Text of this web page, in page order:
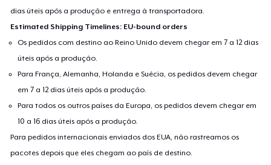
dias úteis após a produção e entrega à transportadora.
Estimated Shipping Timelines: EU-bound orders
Os pedidos com destino ao Reino Unido devem chegar em 7 a 12 dias
úteis após a produção.
Para França, Alemanha, Holanda e Suécia, os pedidos devem chegar
em 7 a 12 dias úteis após a produção.
Para todos os outros países da Europa, os pedidos devem chegar em
10 a 16 dias úteis após a produção.
Para pedidos internacionais enviados dos EUA, não rastreamos os
pacotes depois que eles chegam ao país de destino.